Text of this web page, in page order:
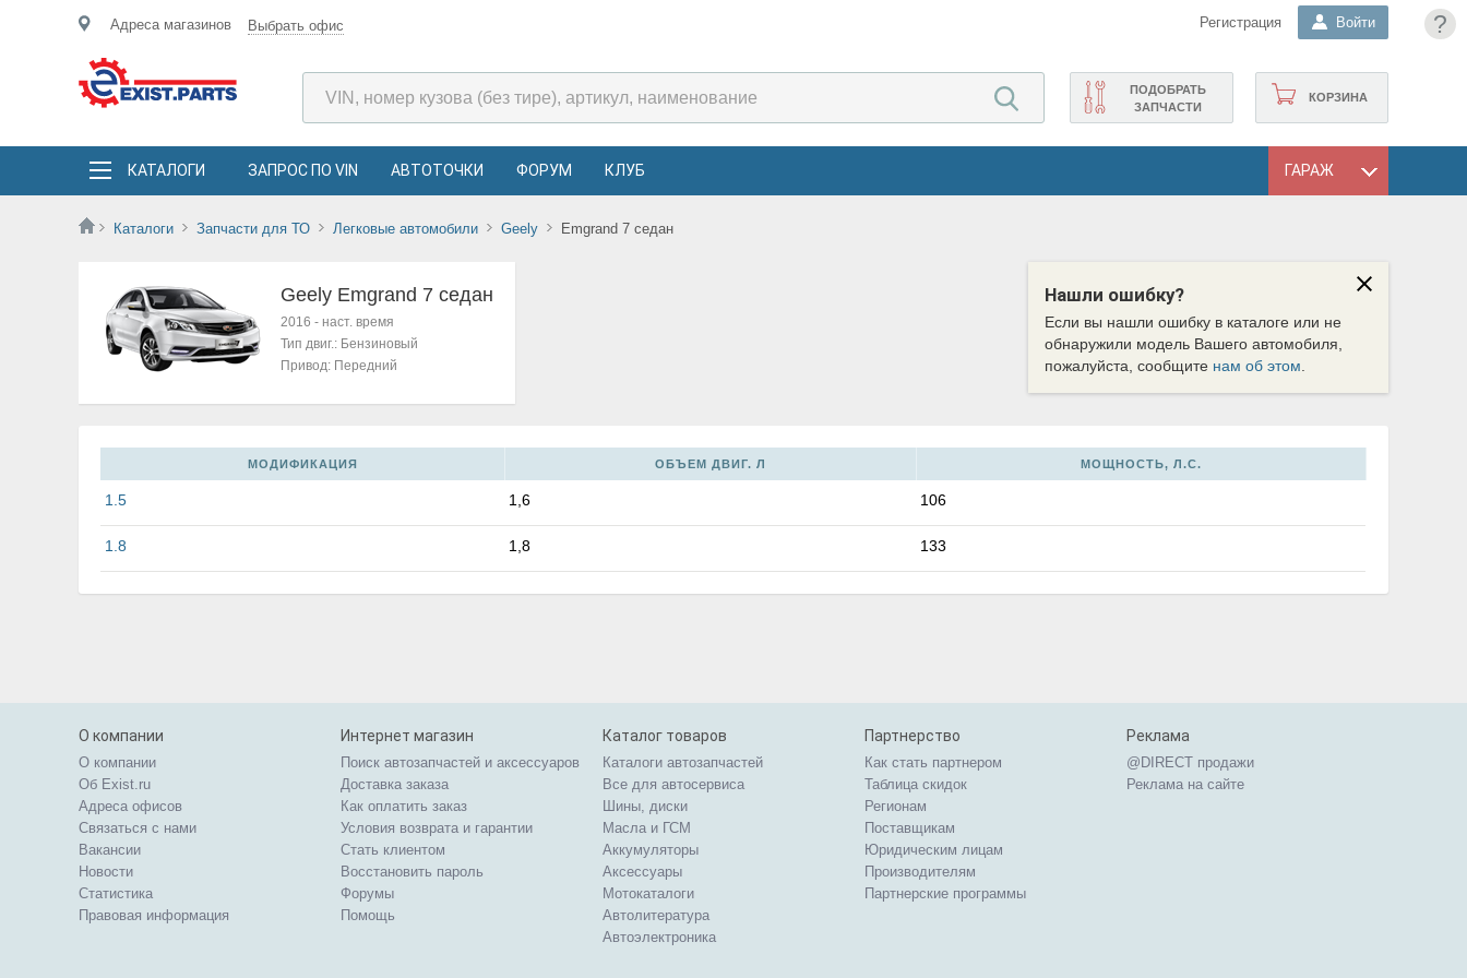
?
Адреса магазинов Выбрать офис Регистрация Войти
КОРЗИНА
ПОДОБРАТЬ
ЗАПЧАСТИ
КАТАЛОГИ ЗАПРОС ПО VIN АВТОТОЧКИ ФОРУМ КЛУБ ГАРАЖ
Каталоги Запчасти для ТО Легковые автомобили Geely Emgrand 7 седан
Нашли ошибку?
Если вы нашли ошибку в каталоге или не
обнаружили модель Вашего автомобиля,
пожалуйста, сообщите нам об этом
Geely Emgrand 7 седан
2016 - наст. время
Тип двиг.: Бензиновый
Привод: Передний
МОДИФИКАЦИЯ ОБЪЕМ ДВИГ. Л МОЩНОСТЬ, Л.С.
1.5 1,6 106
1.8 1,8 133
О компании
О компании
Об Exist.ru
Адреса офисов
Связаться с нами
Вакансии
Новости
Статистика
Правовая информация
Интернет магазин
Поиск автозапчастей и аксессуаров
Доставка заказа
Как оплатить заказ
Условия возврата и гарантии
Стать клиентом
Восстановить пароль
Форумы
Помощь
Каталог товаров
Каталоги автозапчастей
Все для автосервиса
Шины, диски
Масла и ГСМ
Аккумуляторы
Аксессуары
Мотокаталоги
Автолитература
Автоэлектроника
Партнерство
Как стать партнером
Таблица скидок
Регионам
Поставщикам
Юридическим лицам
Производителям
Партнерские программы
Реклама
@DIRECT продажи
Реклама на сайте